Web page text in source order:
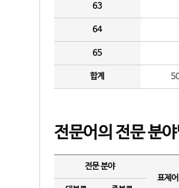
63
64
65
합계
전문어의 전문 분
전문 분야
표제